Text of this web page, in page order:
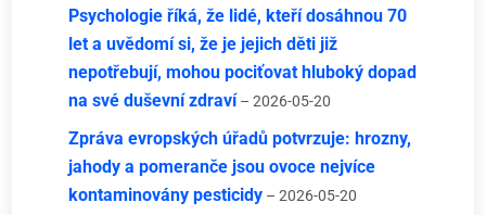
Psychologie říká, že lidé, kteří dosáhnou 70
let a uvědomí si, že je jejich děti již
nepotřebují, mohou pociťovat hluboký dopad
na své duševní zdraví – 2026-05-20
Zpráva evropských úřadů potvrzuje: hrozny,
jahody a pomeranče jsou ovoce nejvíce
kontaminovány pesticidy – 2026-05-20